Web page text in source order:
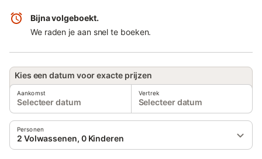
Bijna volgeboekt.
We raden je aan snel te boeken.
Kies een datum voor exacte prijzen
Aankomst
Selecteer datum
Vertrek
Selecteer datum
Personen
2 Volwassenen, 0 Kinderen